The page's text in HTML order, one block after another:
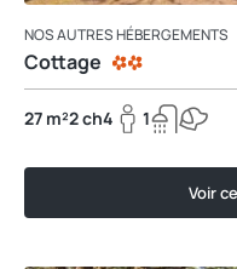
NOS AUTRES HÉBERGEMENTS
Cottage
27 m²2 ch4 1
Voir